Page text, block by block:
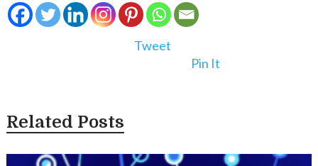
Tweet
Pin It
Related Posts